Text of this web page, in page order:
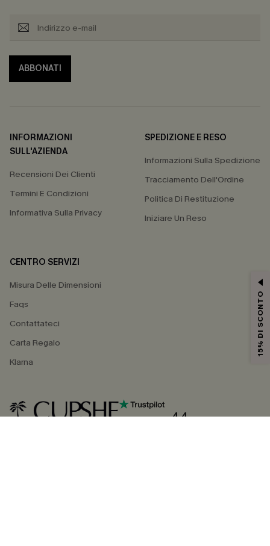
ABBONATI
INFORMAZIONI
SULL'AZIENDA
Recensioni Dei Clienti
Termini E Condizioni
Informativa Sulla Privacy
SPEDIZIONE E RESO
Informazioni Sulla Spedizione
Tracciamento Dell'Ordine
Politica Di Restituzione
Iniziare Un Reso
CENTRO SERVIZI
Misura Delle Dimensioni
Faqs
Contattateci
Carta Regalo
Klarna
4.4
15% DI SCONTO